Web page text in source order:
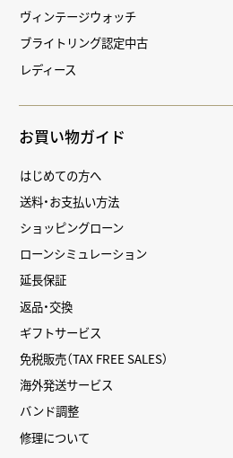
ヴィンテージウォッチ
ブライトリング認定中古
レディース
お買い物ガイド
はじめての方へ
送料・お支払い方法
ショッピングローン
ローンシミュレーション
延長保証
返品・交換
ギフトサービス
免税販売（TAX FREE SALES）
海外発送サービス
バンド調整
修理について